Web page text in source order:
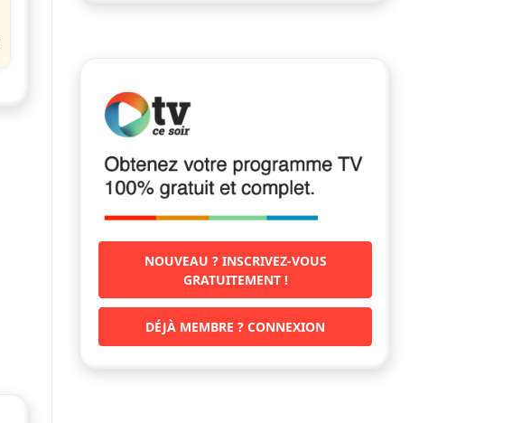
NOUVEAU ? INSCRIVEZ-VOUS
GRATUITEMENT !
DÉJÀ MEMBRE ? CONNEXION